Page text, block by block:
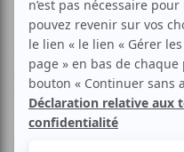
Rico et Coquelicot
écouter leur émission
toi!", mais comble de
vont échapper la télé et la
Que faire? Nos deux